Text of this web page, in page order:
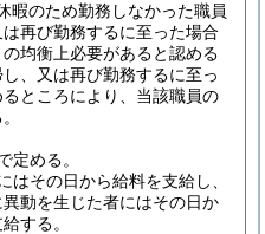
暇のため勤務しなかった職員
再び勤務するに至った場合
均衡上必要があると認める
、又は再び勤務するに至っ
ところにより、当該職員の
定める。
はその日から給料を支給し、
動を生じた者にはその日か
する。